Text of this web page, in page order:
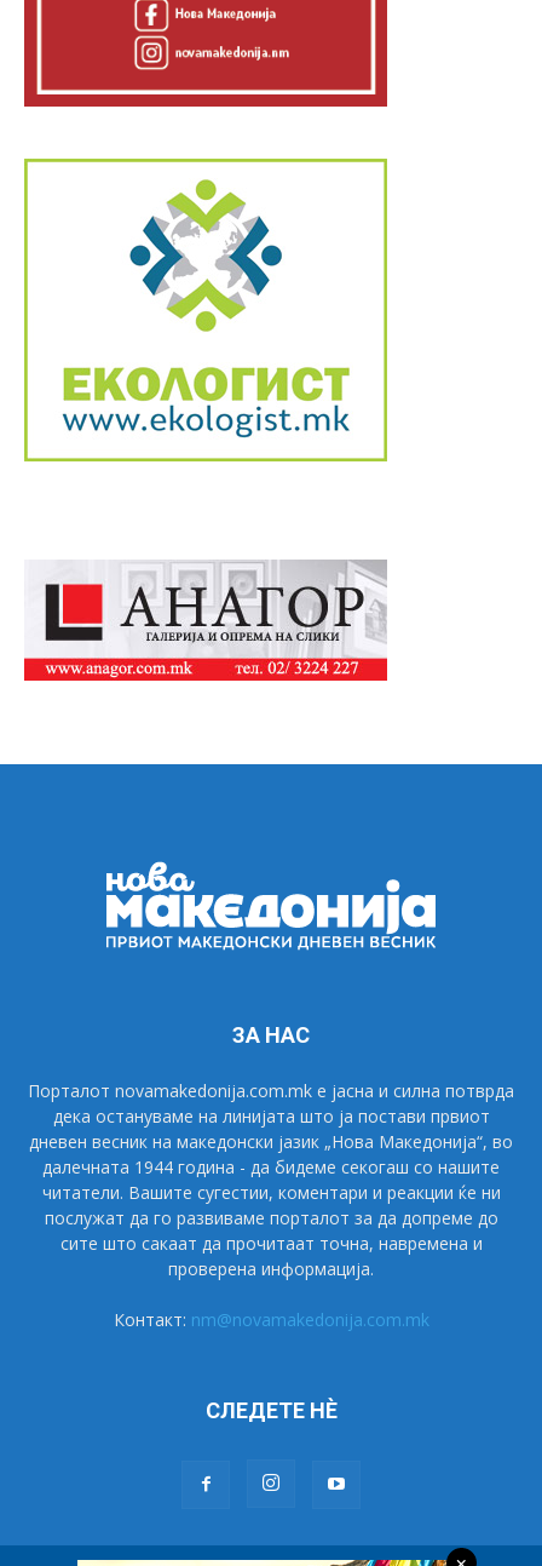
ЗА НАС
Порталот novamakedonija.com.mk е јасна и силна потврда
дека остануваме на линијата што ја постави првиот
дневен весник на македонски јазик „Нова Македонија“, во
далечната 1944 година - да бидеме секогаш со нашите
читатели. Вашите сугестии, коментари и реакции ќе ни
послужат да го развиваме порталот за да допреме до
сите што сакаат да прочитаат точна, навремена и
проверена информација.
Контакт: nm@novamakedonija.com.mk
СЛЕДЕТЕ НÈ